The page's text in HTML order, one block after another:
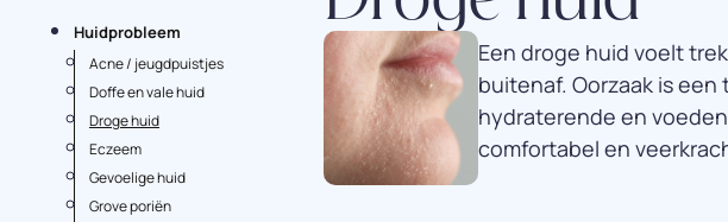
Huidprobleem
Acne / jeugdpuistjes
Doffe en vale huid
Droge huid
Eczeem
Gevoelige huid
Grove poriën
Een droge huid voelt
buitenaf. Oorzaak is
hydraterende en
comfortabel en